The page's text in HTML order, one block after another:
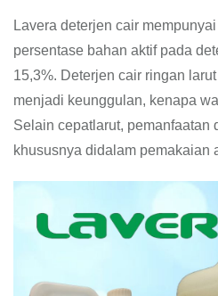
Lavera deterjen cair
persentase bahan aktif pada
15,3%. Deterjen cair ringan
menjadi keunggulan, kenapa
Selain cepatlarut, pemanfaatan
khususnya didalam pemakaian